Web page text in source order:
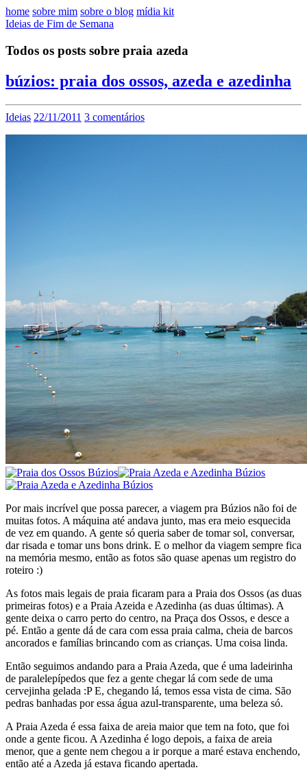
home sobre mim sobre o blog mídia kit
Ideias de Fim de Semana
Todos os posts sobre praia azeda
búzios: praia dos ossos, azeda e azedinha
Ideias 22/11/2011 3 comentários
Por mais incrível que possa parecer, a viagem pra Búzios não foi de
muitas fotos. A máquina até andava junto, mas era meio esquecida
de vez em quando. A gente só queria saber de tomar sol, conversar,
dar risada e tomar uns bons drink. E o melhor da viagem sempre fica
na memória mesmo, então as fotos são quase apenas um registro do
roteiro :)
As fotos mais legais de praia ficaram para a Praia dos Ossos (as duas
primeiras fotos) e a Praia Azeida e Azedinha (as duas últimas). A
gente deixa o carro perto do centro, na Praça dos Ossos, e desce a
pé. Então a gente dá de cara com essa praia calma, cheia de barcos
ancorados e famílias brincando com as crianças. Uma coisa linda.
Então seguimos andando para a Praia Azeda, que é uma ladeirinha
de paralelepípedos que fez a gente chegar lá com sede de uma
cervejinha gelada :P E, chegando lá, temos essa vista de cima. São
pedras banhadas por essa água azul-transparente, uma beleza só.
A Praia Azeda é essa faixa de areia maior que tem na foto, que foi
onde a gente ficou. A Azedinha é logo depois, a faixa de areia
menor, que a gente nem chegou a ir porque a maré estava enchendo,
então até a Azeda já estava ficando apertada.